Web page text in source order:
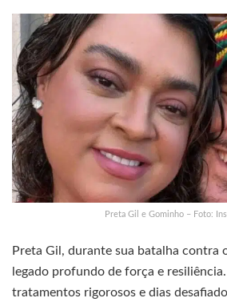
Preta Gil e Gominho – Foto:
Preta Gil, durante sua batalha contra
legado profundo de força e
tratamentos rigorosos e dias